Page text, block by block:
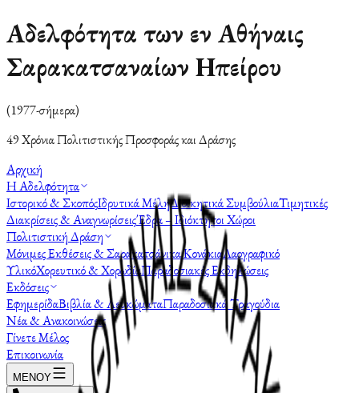
Αδελφότητα των εν Αθήναις
Σαρακατσαναίων Ηπείρου
(1977-σήμερα)
49 Χρόνια Πολιτιστικής Προσφοράς και Δράσης
Αρχική
Η Αδελφότητα
Ιστορικό & ΣκοπόςΙδρυτικά ΜέληΔιοικητικά ΣυμβούλιαΤιμητικές
Διακρίσεις & ΑναγνωρίσειςΈδρα – Ιδιόκτητοι Χώροι
Πολιτιστική Δράση
Μόνιμες Εκθέσεις & Σαρακατσάνικα ΚονάκιαΛαογραφικό
ΥλικόΧορευτικό & ΧορωδίαΠαραδοσιακές Εκδηλώσεις
Εκδόσεις
ΕφημερίδαΒιβλία & ΛευκώματαΠαραδοσιακά Τραγούδια
Νέα & Ανακοινώσεις
Γίνετε Μέλος
Επικοινωνία
ΜΕΝΟΥ